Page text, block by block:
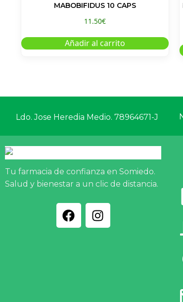
MABOBIFIDUS 10 CAPS
11.50€
Añadir al carrito
Ldo. Jose Heredia Medio. 78964671-J
Tu farmacia de confianza en Somiedo.
Salud y bienestar a un clic de distancia.